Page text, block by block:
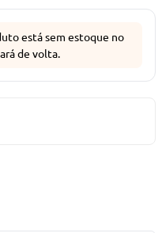
está sem estoque no
de volta.